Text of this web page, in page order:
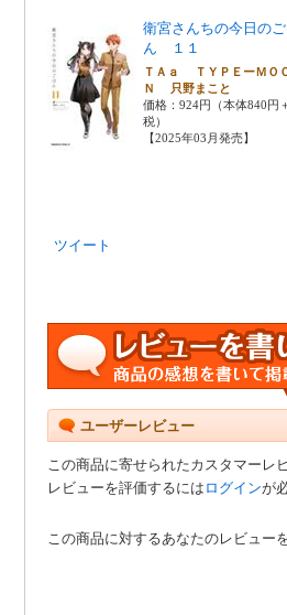
衛宮さんちの今日の
ん １１
ＴＡａ ＴＹＰＥーＭＯ
Ｎ 只野まこと
価格：924円（本体840円
税）
【2025年03月発売】
ツイート
ユーザーレビュー
この商品に寄せられたカスタマーレ
レビューを評価するには ログインが
この商品に対するあなたのレビュー